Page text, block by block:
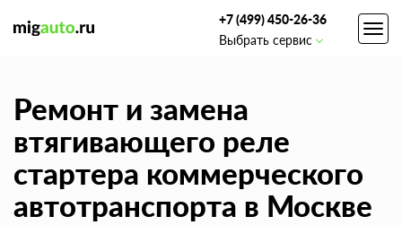
+7 (499) 450-26-36
Выбрать сервис
Ремонт и замена
втягивающего реле
стартера коммерческого
автотранспорта в Москве